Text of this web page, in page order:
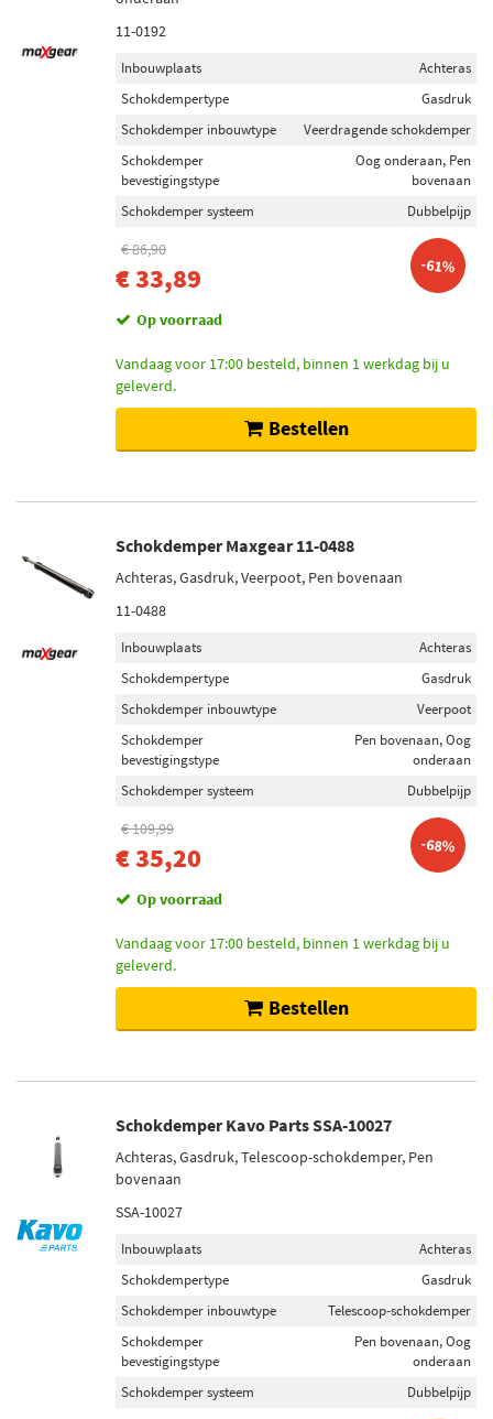
11-0192
Inbouwplaats
Achteras
Schokdempertype
Gasdruk
Schokdemper inbouwtype
Veerdragende schokdemper
Schokdemper
bevestigingstype
Oog onderaan, Pen
bovenaan
Schokdemper systeem
Dubbelpijp
€ 86,90
€ 33,89 -61%
Op voorraad
Vandaag voor 17:00 besteld, binnen 1 werkdag bij u
geleverd.
Bestellen
Schokdemper Maxgear 11-0488
Achteras, Gasdruk, Veerpoot, Pen bovenaan
11-0488
Inbouwplaats
Achteras
Schokdempertype
Gasdruk
Schokdemper inbouwtype
Veerpoot
Schokdemper
bevestigingstype
Pen bovenaan, Oog
onderaan
Schokdemper systeem
Dubbelpijp
€ 109,99
€ 35,20 -68%
Op voorraad
Vandaag voor 17:00 besteld, binnen 1 werkdag bij u
geleverd.
Bestellen
Schokdemper Kavo Parts SSA-10027
Achteras, Gasdruk, Telescoop-schokdemper, Pen
bovenaan
SSA-10027
Inbouwplaats
Achteras
Schokdempertype
Gasdruk
Schokdemper inbouwtype
Telescoop-schokdemper
Schokdemper
bevestigingstype
Pen bovenaan, Oog
onderaan
Schokdemper systeem
Dubbelpijp